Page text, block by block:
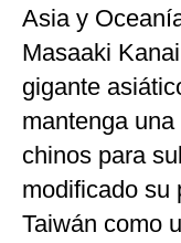
Asia y
Masaaki
gigante
mantenga
chinos para
modificado su
Taiwán como